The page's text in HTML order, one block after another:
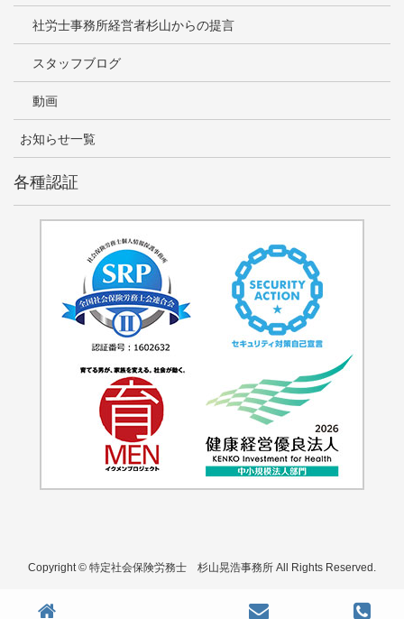
社労士事務所経営者杉山からの提言
スタッフブログ
動画
お知らせ一覧
各種認証
Copyright © 特定社会保険労務士 杉山晃浩事務所 All Rights Reserved.